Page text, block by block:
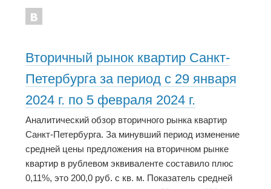
Вторичный рынок квартир Санкт-
Петербурга за период с 29 января
2024 г. по 5 февраля 2024 г.
Аналитический обзор вторичного рынка квартир
Санкт-Петербурга. За минувший период изменение
средней цены предложения на вторичном рынке
квартир в рублевом эквиваленте составило плюс
0,11%, это 200,0 руб. с кв. м. Показатель средней